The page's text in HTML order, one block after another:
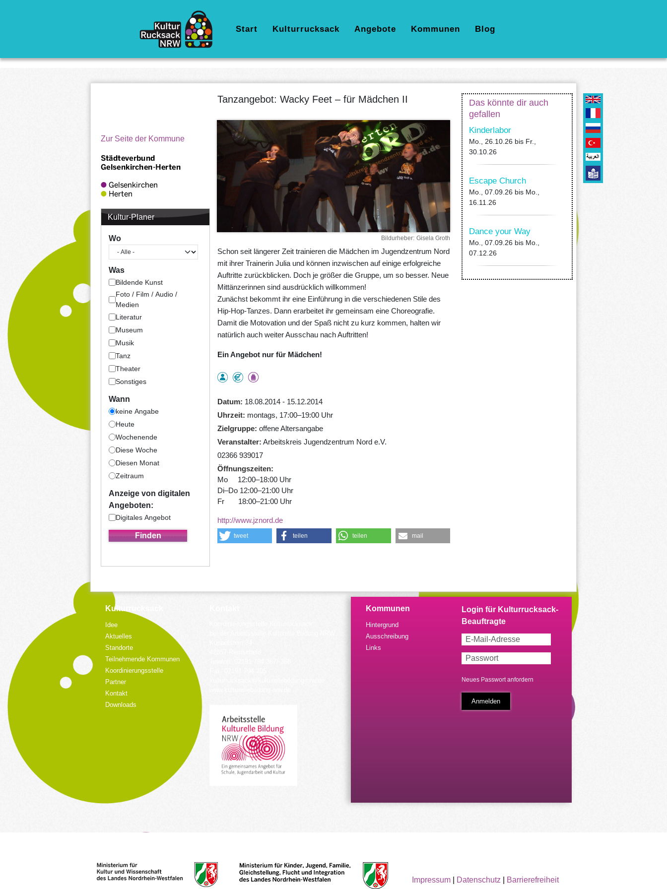
Hauptnavigation
Start Kulturrucksack Angebote Kommunen Blog
Zur Seite der Kommune
Kultur-Planer
Wo
Was
Bildende Kunst
Foto / Film / Audio /
Medien
Literatur
Museum
Musik
Tanz
Theater
Sonstiges
Wann
keine Angabe
Heute
Wochenende
Diese Woche
Diesen Monat
Zeitraum
Anzeige von digitalen
Angeboten:
Digitales Angebot
Tanzangebot: Wacky Feet – für Mädchen II
Bildurheber Gisela Groth
Schon seit längerer Zeit trainieren die Mädchen im Jugendzentrum Nord
mit ihrer Trainerin Julia und können inzwischen auf einige erfolgreiche
Auftritte zurückblicken. Doch je größer die Gruppe, um so besser. Neue
Mittänzerinnen sind ausdrücklich willkommen!
Zunächst bekommt ihr eine Einführung in die verschiedenen Stile des
Hip-Hop-Tanzes. Dann erarbeitet ihr gemeinsam eine Choreografie.
Damit die Motovation und der Spaß nicht zu kurz kommen, halten wir
natürlich auch weiter Ausschau nach Auftritten!
Ein Angebot nur für Mädchen!
Datum
18.08.2014 - 15.12.2014
Uhrzeit
montags, 17:00–19:00 Uhr
Zielgruppe offene Altersangabe
Veranstalter Arbeitskreis Jugendzentrum Nord e.V.
02366 939017
Öffnungszeiten
Mo 12:00–18:00 Uhr
Di–Do 12:00–21:00 Uhr
Fr 18:00–21:00 Uhr
http://www.jznord.de
tweet teilen teilen mail
Das könnte dir auch
gefallen
Kinderlabor
Mo., 26.10.26 bis Fr.,
30.10.26
Escape Church
Mo., 07.09.26 bis Mo.,
16.11.26
Dance your Way
Mo., 07.09.26 bis Mo.,
07.12.26
Kulturrucksack
Idee
Aktuelles
Standorte
Teilnehmende Kommunen
Koordinierungsstelle
Partner
Kontakt
Downloads
Kommunen
Hintergrund
Ausschreibung
Links
Neues Passwort anfordern
Impressum| Datenschutz Barrierefreiheit